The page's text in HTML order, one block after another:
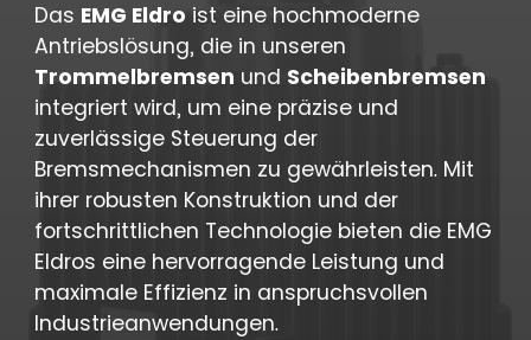
Das EMG Eldro ist eine hochmoderne
Antriebslösung, die in unseren
Trommelbremsen und Scheibenbremsen
integriert wird, um eine präzise und
zuverlässige Steuerung der
Bremsmechanismen zu gewährleisten. Mit
ihrer robusten Konstruktion und der
fortschrittlichen Technologie bieten die EMG
Eldros eine hervorragende Leistung und
maximale Effizienz in anspruchsvollen
Industrieanwendungen.